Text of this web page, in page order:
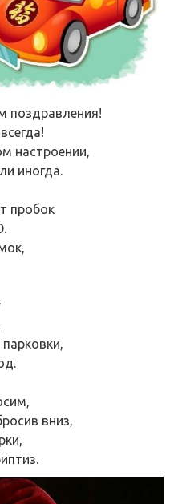
поздравления!
настроении,
иногда.
пробок
вниз,